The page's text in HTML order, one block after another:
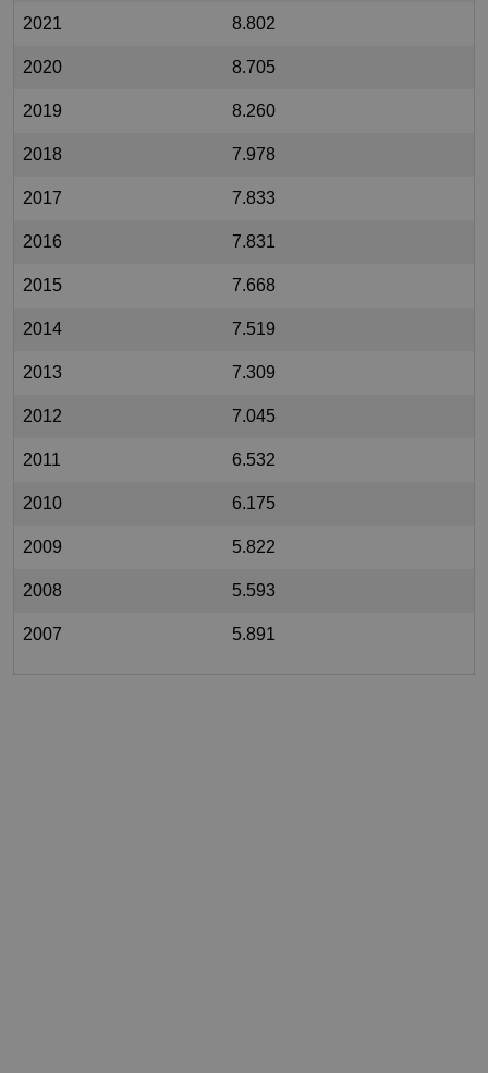
2021 8.802
2020 8.705
2019 8.260
2018 7.978
2017 7.833
2016 7.831
2015 7.668
2014 7.519
2013 7.309
2012 7.045
2011 6.532
2010 6.175
2009 5.822
2008 5.593
2007 5.891